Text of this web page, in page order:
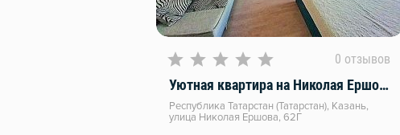
0 отзывов
Уютная квартира на Николая Ершова 62Г
Республика Татарстан (Татарстан), Казань,
улица Николая Ершова, 62Г